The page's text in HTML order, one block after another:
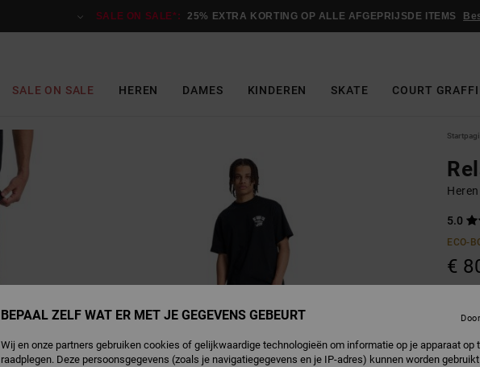
SALE ON SALE*: 25% EXTRA KORTING OP ALLE AFGEPRIJSDE ITEMS
SALE ON SALE HEREN DAMES KINDEREN SKATE COURT
5.0
ECO-
€
Kleur
BEPAAL ZELF WAT ER MET JE GEGEVENS GEBEURT
Wij en onze partners gebruiken cookies of gelijkwaardige technologieën om informatie op je apparaat op
raadplegen. Deze persoonsgegevens (zoals je navigatiegegevens en je IP-adres) kunnen worden